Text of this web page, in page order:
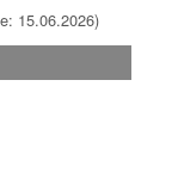
15.06.2026)